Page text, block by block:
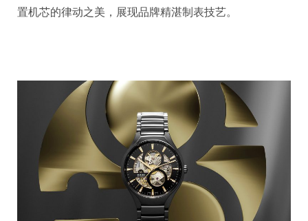
置机芯的律动之美，展现品牌精湛制表技艺。